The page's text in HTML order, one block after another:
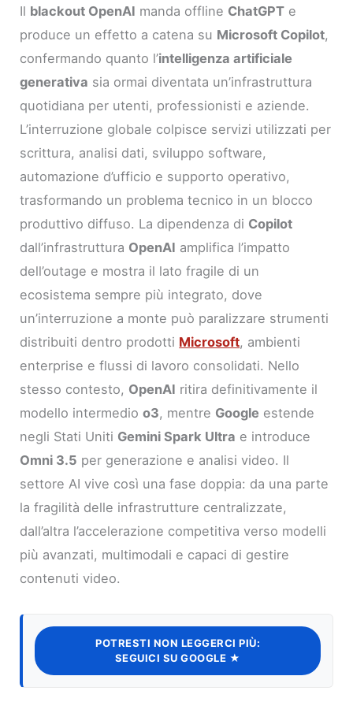
Il blackout OpenAI manda offline ChatGPT e
produce un effetto a catena su Microsoft Copilot,
confermando quanto l’intelligenza artificiale
generativa sia ormai diventata un’infrastruttura
quotidiana per utenti, professionisti e aziende.
L’interruzione globale colpisce servizi utilizzati per
scrittura, analisi dati, sviluppo software,
automazione d’ufficio e supporto operativo,
trasformando un problema tecnico in un blocco
produttivo diffuso. La dipendenza di Copilot
dall’infrastruttura OpenAI amplifica l’impatto
dell’outage e mostra il lato fragile di un
ecosistema sempre più integrato, dove
un’interruzione a monte può paralizzare strumenti
distribuiti dentro prodotti Microsoft, ambienti
enterprise e flussi di lavoro consolidati. Nello
stesso contesto, OpenAI ritira definitivamente il
modello intermedioo3, mentre Google estende
negli Stati Uniti Gemini Spark Ultra e introduce
Omni 3.5 per generazione e analisi video. Il
settore AI vive così una fase doppia: da una parte
la fragilità delle infrastrutture centralizzate,
dall’altra l’accelerazione competitiva verso modelli
più avanzati, multimodali e capaci di gestire
contenuti video.
POTRESTI NON LEGGERCI PIÙ:
SEGUICI SU GOOGLE ★